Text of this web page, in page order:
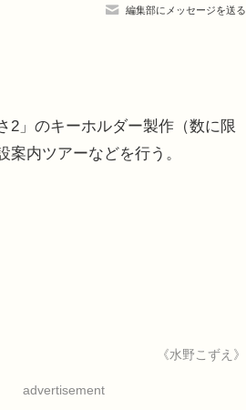
編集部にメッセージを送る
」のキーホルダー製作（数に限
内ツアーなどを行う。
《水野こずえ》
advertisement